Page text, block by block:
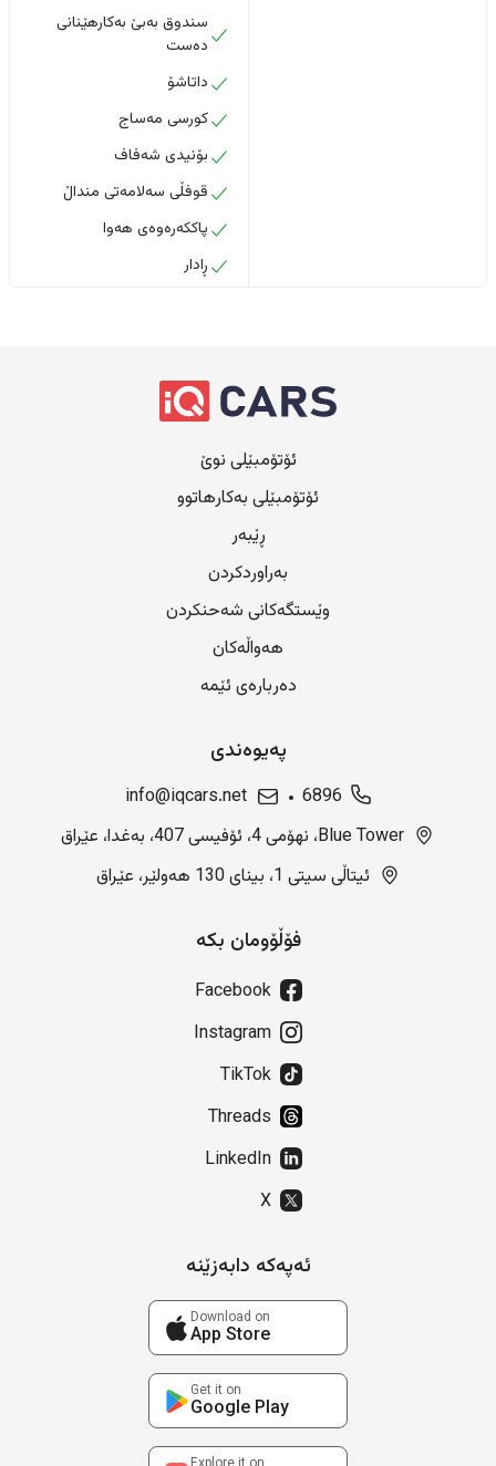
سندوق بەبێ بەکارهێنانی
دەست
داتاشۆ
کورسی مەساج
بۆنیدی شەفاف
قوفڵی سەلامەتی منداڵ
پاککەرەوەی هەوا
ڕادار
ئۆتۆمبێلی نوێ
ئۆتۆمبێلی بەکارهاتوو
ڕێبەر
بەراوردکردن
وێستگەکانی شەحنکردن
هەواڵەکان
دەربارەی ئێمە
پەیوەندی
6896
info@iqcars.net
Blue Tower، نهۆمی 4، ئۆفیسی 407، بەغدا، عێراق
ئیتاڵی سیتی 1، بینای 130 هەولێر، عێراق
فۆڵۆومان بکە
Facebook
Instagram
TikTok
Threads
LinkedIn
X
ئەپەکە دابەزێنە
Download on
App Store
Get it on
Google Play